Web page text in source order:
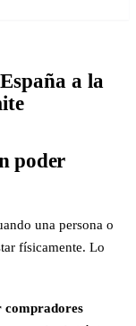
a la
poder
una persona o
físicamente. Lo
compradores